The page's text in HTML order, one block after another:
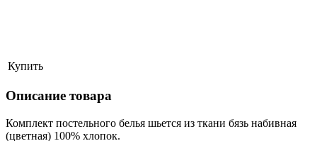
Купить
Описание товара
Комплект постельного белья шьется из ткани бязь набивная
(цветная) 100% хлопок.